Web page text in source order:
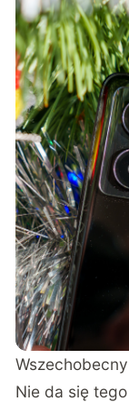
Nie da się